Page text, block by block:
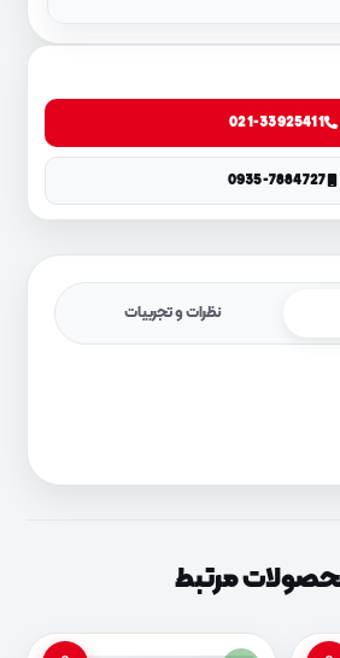
021-33925411
0935-7884727
نظرات و تجربیات
مرتبط